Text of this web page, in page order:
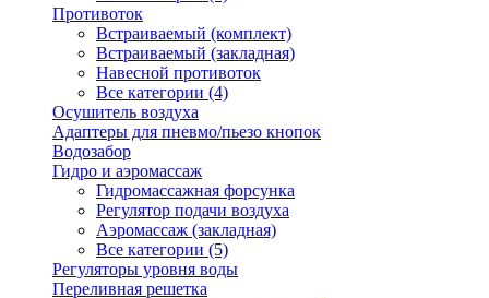
Противоток
Встраиваемый (комплект)
Встраиваемый (закладная)
Навесной противоток
Все категории (4)
Осушитель воздуха
Адаптеры для пневмо/пьезо кнопок
Водозабор
Гидро и аэромассаж
Гидромассажная форсунка
Регулятор подачи воздуха
Аэромассаж (закладная)
Все категории (5)
Регуляторы уровня воды
Переливная решетка